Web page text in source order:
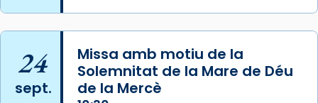
Arquebisbat de Barcelona
Memòria de les santes Juliana i
Semproniana, verges i màrtirs.
24
sept.
Missa amb motiu de la
Solemnitat de la Mare de Déu
de la Mercè